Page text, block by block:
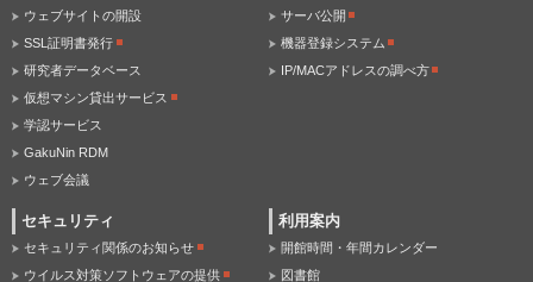
ウェブサイトの開設
SSL証明書発行
研究者データベース
仮想マシン貸出サービス
学認サービス
GakuNin RDM
ウェブ会議
サーバ公開
機器登録システム
IP/MACアドレスの調べ方
セキュリティ
セキュリティ関係のお知らせ
ウイルス対策ソフトウェアの提供
利用案内
開館時間・年間カレンダー
図書館